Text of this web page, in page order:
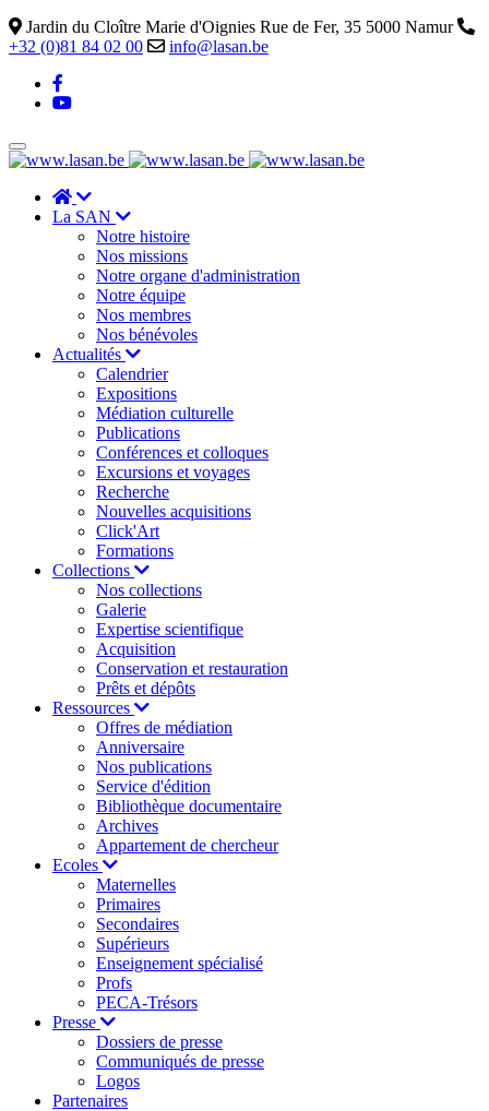
Jardin du Cloître Marie d'Oignies Rue de Fer, 35 5000 Namur
+32 (0)81 84 02 00
info@lasan.be
La SAN
Notre histoire
Nos missions
Notre organe d'administration
Notre équipe
Nos membres
Nos bénévoles
Actualités
Calendrier
Expositions
Médiation culturelle
Publications
Conférences et colloques
Excursions et voyages
Recherche
Nouvelles acquisitions
Click'Art
Formations
Collections
Nos collections
Galerie
Expertise scientifique
Acquisition
Conservation et restauration
Prêts et dépôts
Ressources
Offres de médiation
Anniversaire
Nos publications
Service d'édition
Bibliothèque documentaire
Archives
Appartement de chercheur
Ecoles
Maternelles
Primaires
Secondaires
Supérieurs
Enseignement spécialisé
Profs
PECA-Trésors
Presse
Dossiers de presse
Communiqués de presse
Logos
Partenaires